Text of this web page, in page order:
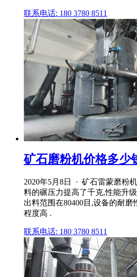
联系电话: 180 3780 8511
矿石磨粉机价格多少
2020年5月8日 · 矿石雷蒙磨粉
料的碾压力提高了千克,性能升
出料范围在80400目,设备的耐
程度高 .
联系电话: 180 3780 8511